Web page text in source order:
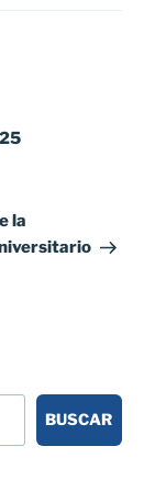
la
BUSCAR